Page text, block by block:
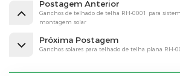
Postagem Anterior
Ganchos de telhado de telha RH-0001 para
montagem solar
Próxima Postagem
Ganchos solares para telhado de telha plana RH-